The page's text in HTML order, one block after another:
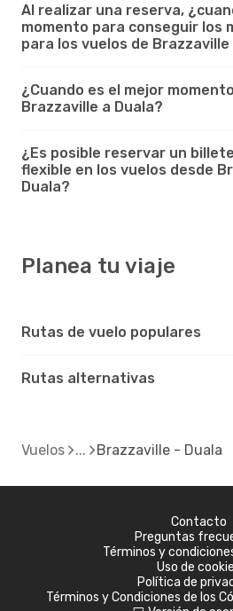
Al realizar una reserva,
momento para conseguir los
para los vuelos de Brazzaville
¿Cuando es el mejor
Brazzaville a Duala?
¿Es posible reservar un
flexible en los vuelos desde
Duala?
Planea tu viaje
Rutas de vuelo populares
Rutas alternativas
Vuelos Brazzaville - Duala
Contacto
Preguntas
Términos y
Uso de
Política de
Términos y Condiciones de los